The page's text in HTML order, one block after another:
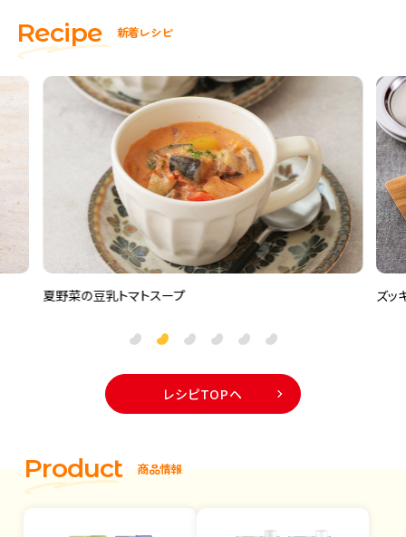
Recipe 新着レシピ
ズッキーニの豆乳グラタン ズッ
レシピTOPヘ
Product 商品情報